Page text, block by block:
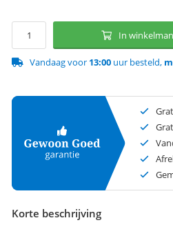
In
Vandaag voor 13:00 uur besteld,
Korte beschrijving